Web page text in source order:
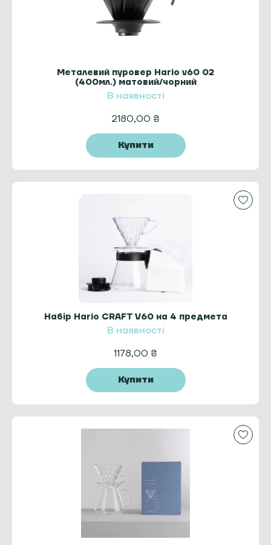
Металевий пуровер Hario v60 02
(400мл.) матовий/чорний
В наявності
2180,00 ₴
Купити
Набір Hario CRAFT V60 на 4 предмета
В наявності
1178,00 ₴
Купити